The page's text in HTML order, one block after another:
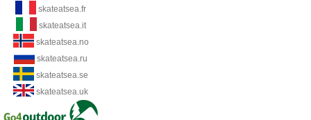
skateatsea.fr
skateatsea.it
skateatsea.no
skateatsea.ru
skateatsea.se
skateatsea.uk